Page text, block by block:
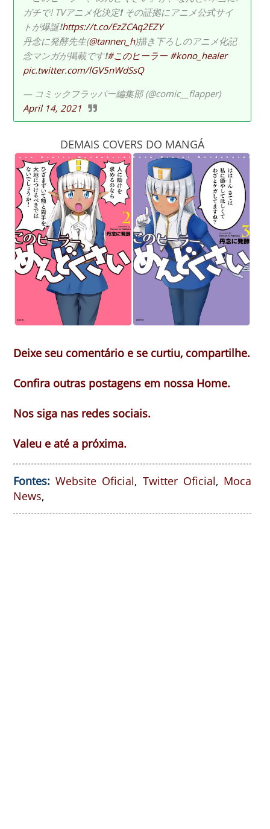
ガチで! TVアニメ化決定❗️ その証拠にアニメ公式サイ
トが爆誕❗️https://t.co/EzZCAq2EZY
丹念に発酵先生(@tannen_h)描き下ろしのアニメ化記
念マンガが掲載です❗️#このヒーラー #kono_healer
pic.twitter.com/lGV5nWdSsQ
— コミックフラッパー編集部 (@comic__flapper)
April 14, 2021
DEMAIS COVERS DO MANGÁ
Deixe seu comentário e se curtiu, compartilhe.
Confira outras postagens em nossa Home.
Nos siga nas redes sociais.
Valeu e até a próxima.
Fontes: Website Oficial, Twitter Oficial, Moca
News,